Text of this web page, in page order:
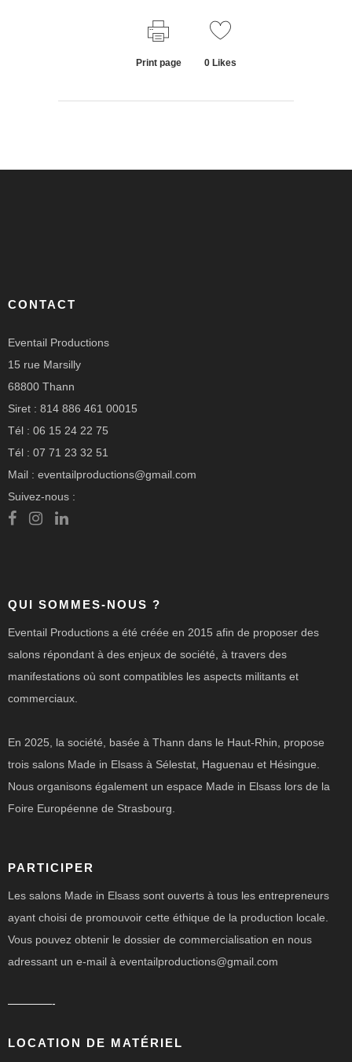
Print page 0Likes
CONTACT
Eventail Productions
15 rue Marsilly
68800 Thann
Siret : 814 886 461 00015
Tél : 06 15 24 22 75
Tél : 07 71 23 32 51
Mail : eventailproductions@gmail.com
Suivez-nous :
QUI SOMMES-NOUS ?
Eventail Productions a été créée en 2015 afin de proposer des
salons répondant à des enjeux de société, à travers des
manifestations où sont compatibles les aspects militants et
commerciaux.
En 2025, la société, basée à Thann dans le Haut-Rhin, propose
trois salons Made in Elsass à Sélestat, Haguenau et Hésingue.
Nous organisons également un espace Made in Elsass lors de la
Foire Européenne de Strasbourg.
PARTICIPER
Les salons Made in Elsass sont ouverts à tous les entrepreneurs
ayant choisi de promouvoir cette éthique de la production locale.
Vous pouvez obtenir le dossier de commercialisation en nous
adressant un e-mail à eventailproductions@gmail.com
————-
LOCATION DE MATÉRIEL